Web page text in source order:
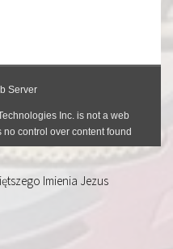
Imienia Jezus